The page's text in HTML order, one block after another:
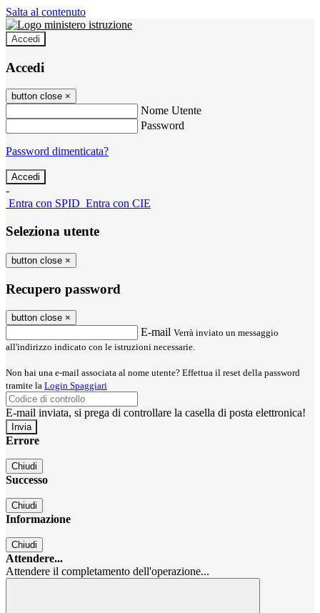
Salta al contenuto
Accedi
Accedi
button close ×
Nome Utente
Password
Password dimenticata?
-
Entra con SPID Entra con CIE
Seleziona utente
button close ×
Recupero password
button close ×
E-mail Verrà inviato un messaggio
all'indirizzo indicato con le istruzioni necessarie.
Non hai una e-mail associata al nome utente? Effettua il reset della password
tramite la Login Spaggiari
E-mail inviata, si prega di controllare la casella di posta elettronica!
Errore
Chiudi
Successo
Chiudi
Informazione
Chiudi
Attendere...
Attendere il completamento dell'operazione...